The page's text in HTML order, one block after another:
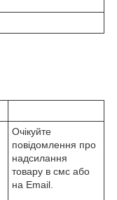
Очікуйте
повідомлення про
надсилання
товару в смс або
на Email.